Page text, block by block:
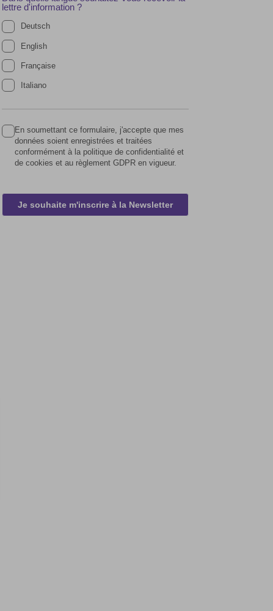
lettre d'information ?
Deutsch
English
Française
Italiano
En soumettant ce formulaire, j'accepte que mes
données soient enregistrées et traitées
conformément à la politique de confidentialité et
de cookies et au règlement GDPR en vigueur.
Je souhaite m'inscrire à la Newsletter